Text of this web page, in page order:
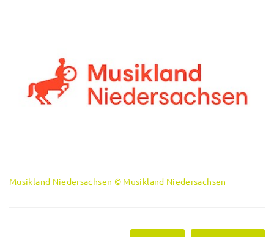
Musikland Niedersachsen © Musikland Niedersachsen